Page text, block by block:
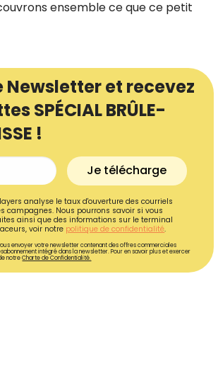
ensemble ce que ce petit
et recevez
SPÉCIAL BRÛLE-
!
Je télécharge
analyse le taux d'ouverture des courriels
campagnes. Nous pourrons savoir si vous
ainsi que des informations sur le terminal
voir notre politique de confidentialité.
envoyer votre newsletter contenant des offres commerciales
intégré dans la newsletter. Pour en savoir plus et exercer
notreCharte de Confidentialité.